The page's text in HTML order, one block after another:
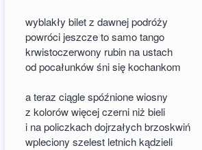
wyblakły bilet z dawnej podróży
powróci jeszcze to samo tango
krwistoczerwony rubin na ustach
od pocałunków śni się kochankom
a teraz ciągle spóźnione wiosny
z kolorów więcej czerni niż bieli
i na policzkach dojrzałych brzoskwiń
wpleciony szelest letnich kądzieli